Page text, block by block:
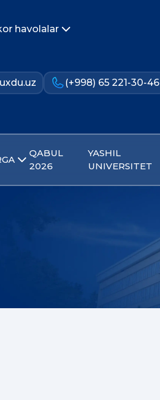
havolalar
(+998) 65 221-30-46
QABUL
2026
YASHIL
UNIVERSITET